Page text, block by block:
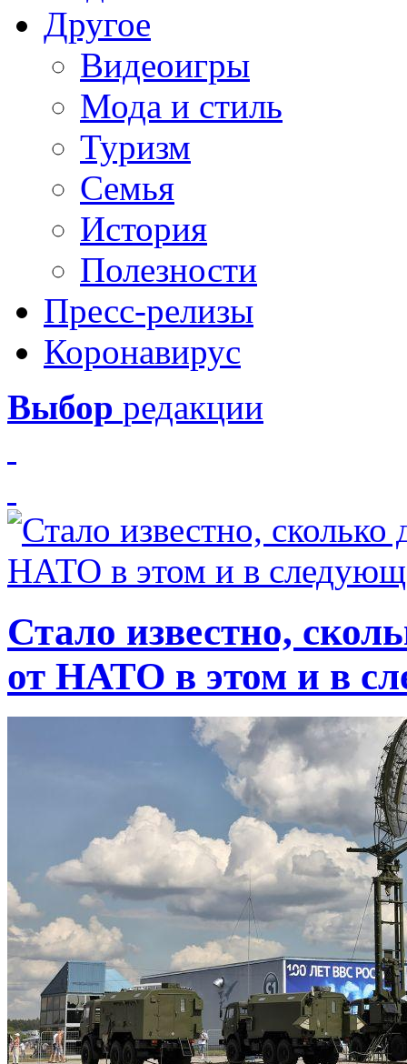
Другое
Видеоигры
Мода и стиль
Туризм
Семья
История
Полезности
Пресс-релизы
Коронавирус
Выбор редакции
Стало известно,
от НАТО в этом и в